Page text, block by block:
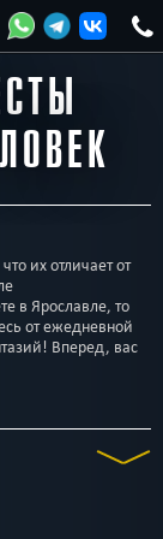
их отличает от
в Ярославле, то
от ежедневной
Вперед, вас